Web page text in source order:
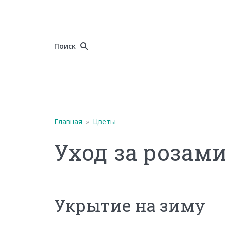
Поиск
Главная » Цветы
Уход за
Укрытие на зиму